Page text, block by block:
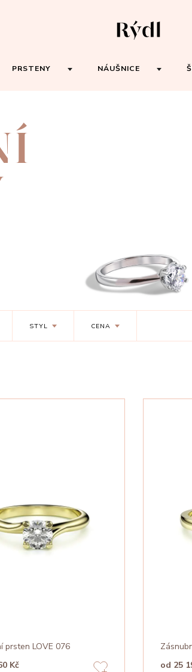
PRSTENY NÁUŠNICE
STYL CENA
prsten LOVE 076
Kč
od 25